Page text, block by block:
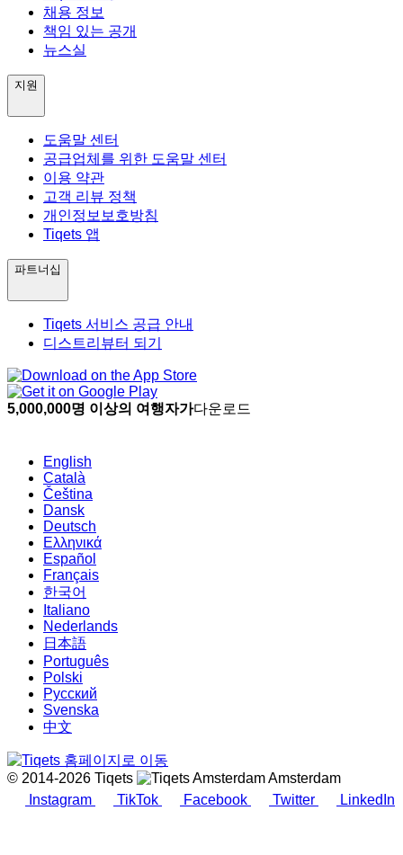
채용 정보
책임 있는 공개
뉴스실
지원
도움말 센터
공급업체를 위한 도움말 센터
이용 약관
고객 리뷰 정책
개인정보보호방침
Tiqets 앱
파트너십
Tiqets 서비스 공급 안내
디스트리뷰터 되기
5,000,000명 이상의 여행자가다운로드
English
Català
Čeština
Dansk
Deutsch
Ελληνικά
Español
Français
한국어
Italiano
Nederlands
日本語
Português
Polski
Русский
Svenska
中文
© 2014-2026 Tiqets
Amsterdam
Instagram
TikTok Facebook Twitter LinkedIn